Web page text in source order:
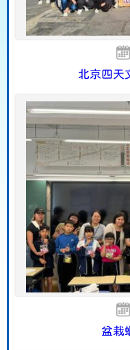
北京四天
盆栽